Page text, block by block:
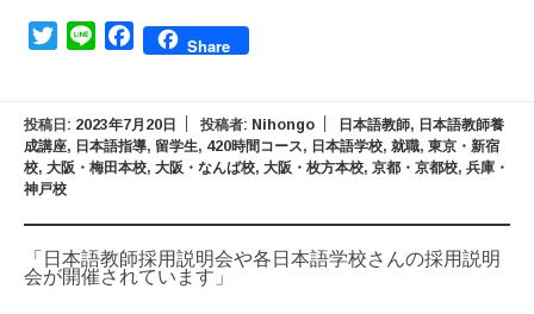
TwitterLine FacebookShare
投稿日: 2023年7月20日 投稿者: Nihongo 日本語教師, 日本語教師養
成講座, 日本語指導, 留学生, 420時間コース, 日本語学校, 就職, 東京・新宿
校, 大阪・梅田本校, 大阪・なんば校, 大阪・枚方本校, 京都・京都校, 兵庫・
神戸校
「日本語教師採用説明会や各日本語学校さんの採用説明
会が開催されています」